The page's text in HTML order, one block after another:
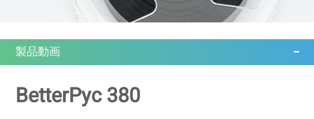
製品動画
BetterPyc 380